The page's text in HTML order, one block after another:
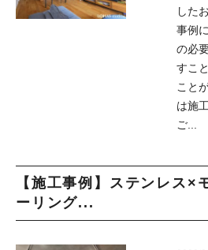
した
事例
の必
すこ
こと
は施
ご...
【施工事例】ステンレス×
ーリング...